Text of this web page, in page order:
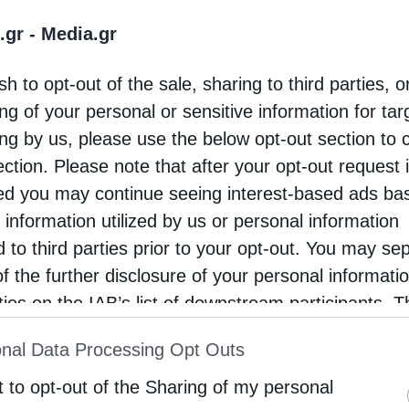
- Media.gr
to opt-out of the sale, sharing to third parties,
of your personal or sensitive information for
by us, please use the below opt-out section to
Please note that after your opt-out request
you may continue seeing interest-based ads
information utilized by us or personal information
to third parties prior to your opt-out. You may
the further disclosure of your personal
on the IAB’s list of downstream participants.
of Downstream Participantsthat may further
parties.
Data Processing Opt Outs
to opt-out of the Sharing of my personal
ο, τότε επίσκοπος της Ηρακλείας, Δομίτιος, ο
είναι πολιούχος του Γαλατσίου Αττικής
Μιχαήλ, Θεόδωρος και Γεώργιος